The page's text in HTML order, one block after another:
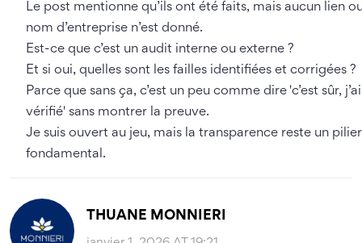
Le post mentionne qu’ils ont été faits, mais aucun lien
nom d’entreprise n’est donné.
Est-ce que c’est un audit interne ou externe ?
Et si oui, quelles sont les failles identifiées et corrigées ?
Parce que sans ça, c’est un peu comme dire 'c’est sûr, j’ai
vérifié' sans montrer la preuve.
Je suis ouvert au jeu, mais la transparence reste un pilier
fondamental.
THUANE MONNIERI